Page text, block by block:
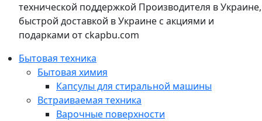
технической поддержкой Производителя в Украине,
быстрой доставкой в Украине с акциями и
подарками от ckapbu.com
Бытовая техника
Бытовая химия
Капсулы для стиральной машины
Встраиваемая техника
Варочные поверхности